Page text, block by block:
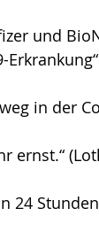
und
in der
ernst.“
24